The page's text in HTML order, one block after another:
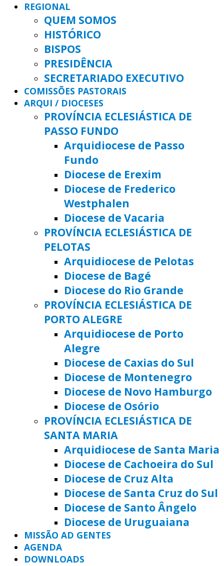
REGIONAL
QUEM SOMOS
HISTÓRICO
BISPOS
PRESIDÊNCIA
SECRETARIADO EXECUTIVO
COMISSÕES PASTORAIS
ARQUI / DIOCESES
PROVÍNCIA ECLESIÁSTICA DE
PASSO FUNDO
Arquidiocese de Passo
Fundo
Diocese de Erexim
Diocese de Frederico
Westphalen
Diocese de Vacaria
PROVÍNCIA ECLESIÁSTICA DE
PELOTAS
Arquidiocese de Pelotas
Diocese de Bagé
Diocese do Rio Grande
PROVÍNCIA ECLESIÁSTICA DE
PORTO ALEGRE
Arquidiocese de Porto
Alegre
Diocese de Caxias do Sul
Diocese de Montenegro
Diocese de Novo Hamburgo
Diocese de Osório
PROVÍNCIA ECLESIÁSTICA DE
SANTA MARIA
Arquidiocese de Santa Maria
Diocese de Cachoeira do Sul
Diocese de Cruz Alta
Diocese de Santa Cruz do Sul
Diocese de Santo Ângelo
Diocese de Uruguaiana
MISSÃO AD GENTES
AGENDA
DOWNLOADS